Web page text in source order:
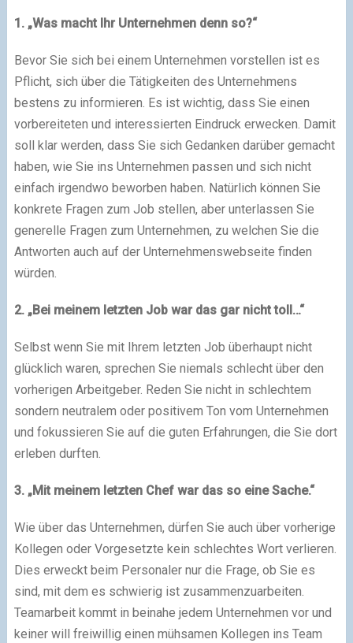
1. „Was macht Ihr Unternehmen denn so?“
Bevor Sie sich bei einem Unternehmen vorstellen ist es
Pflicht, sich über die Tätigkeiten des Unternehmens
bestens zu informieren. Es ist wichtig, dass Sie einen
vorbereiteten und interessierten Eindruck erwecken. Damit
soll klar werden, dass Sie sich Gedanken darüber gemacht
haben, wie Sie ins Unternehmen passen und sich nicht
einfach irgendwo beworben haben. Natürlich können Sie
konkrete Fragen zum Job stellen, aber unterlassen Sie
generelle Fragen zum Unternehmen, zu welchen Sie die
Antworten auch auf der Unternehmenswebseite finden
würden.
2. „Bei meinem letzten Job war das gar nicht toll…“
Selbst wenn Sie mit Ihrem letzten Job überhaupt nicht
glücklich waren, sprechen Sie niemals schlecht über den
vorherigen Arbeitgeber. Reden Sie nicht in schlechtem
sondern neutralem oder positivem Ton vom Unternehmen
und fokussieren Sie auf die guten Erfahrungen, die Sie dort
erleben durften.
3. „Mit meinem letzten Chef war das so eine Sache.“
Wie über das Unternehmen, dürfen Sie auch über vorherige
Kollegen oder Vorgesetzte kein schlechtes Wort verlieren.
Dies erweckt beim Personaler nur die Frage, ob Sie es
sind, mit dem es schwierig ist zusammenzuarbeiten.
Teamarbeit kommt in beinahe jedem Unternehmen vor und
keiner will freiwillig einen mühsamen Kollegen ins Team